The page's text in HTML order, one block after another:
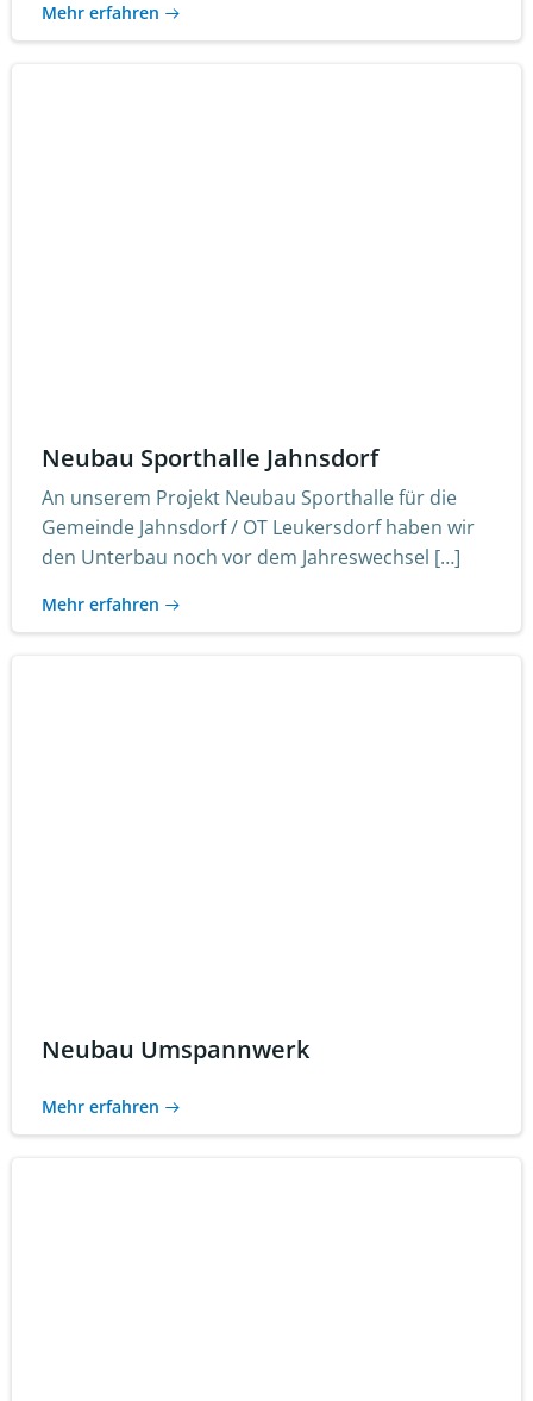
Mehr erfahren
Neubau Sporthalle Jahnsdorf
An unserem Projekt Neubau Sporthalle für die
Gemeinde Jahnsdorf / OT Leukersdorf haben wir
den Unterbau noch vor dem Jahreswechsel […]
Mehr erfahren
Neubau Umspannwerk
Mehr erfahren